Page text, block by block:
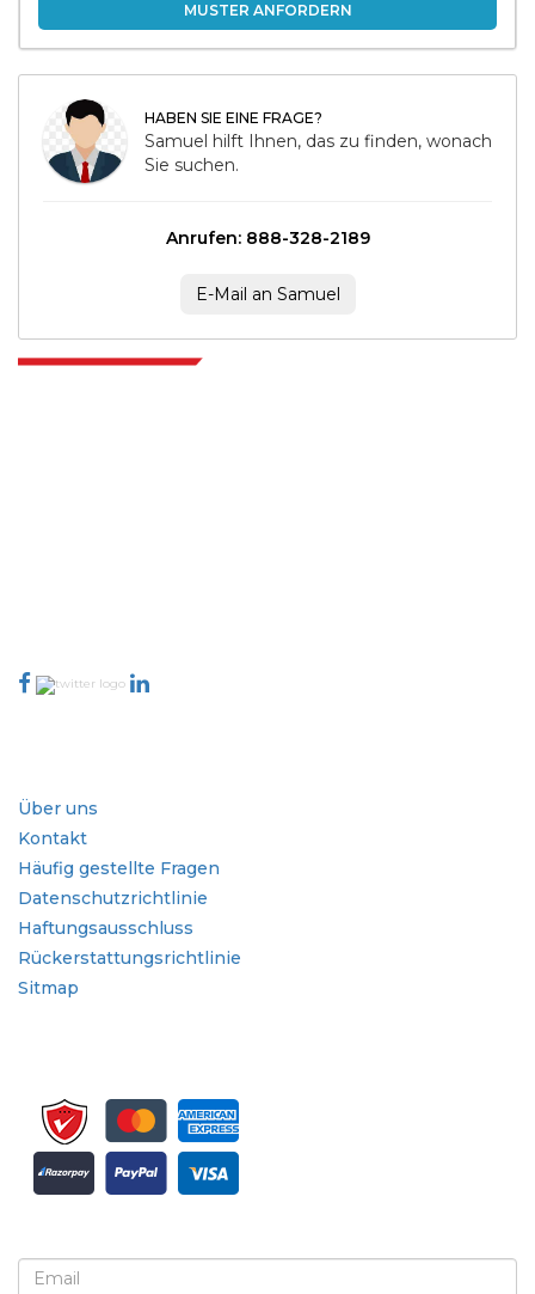
MUSTER ANFORDERN
HABEN SIE EINE FRAGE?
Samuel hilft Ihnen, das zu finden, wonach
Sie suchen.
Anrufen: 888-328-2189
E-Mail an Samuel
Über uns
Kontakt
Häufig gestellte Fragen
Datenschutzrichtlinie
Haftungsausschluss
Rückerstattungsrichtlinie
Sitmap